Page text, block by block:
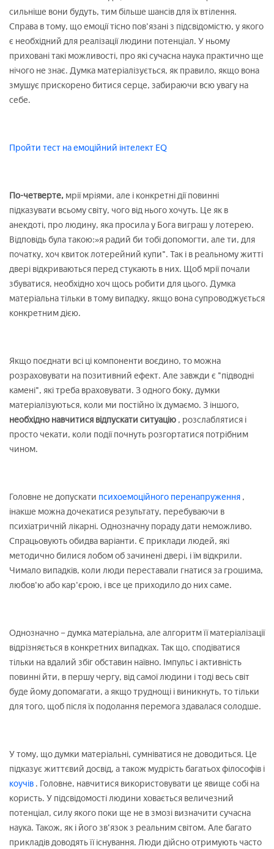
сильніше вони будуть, тим більше шансів для їх втілення.
Справа в тому, що емоції тісно пов'язані з підсвідомістю, у якого
є необхідний для реалізації людини потенціал. У ньому
приховані такі можливості, про які сучасна наука практично ще
нічого не знає. Думка матеріалізується, як правило, якщо вона
змушує прискорено битися серце, забираючи всю увагу на
себе.
Пройти тест на емоційний інтелект EQ
По-четверте, мрії мріями, але і конкретні дії повинні
підказувати всьому світу, чого від нього хочуть. Це як в
анекдоті, про людину, яка просила у Бога виграш у лотерею.
Відповідь була такою:»я радий би тобі допомогти, але ти, для
початку, хоч квиток лотерейний купи". Так і в реальному житті
двері відкриваються перед стукають в них. Щоб мрії почали
збуватися, необхідно хоч щось робити для цього. Думка
матеріальна тільки в тому випадку, якщо вона супроводжується
конкретним дією.
Якщо поєднати всі ці компоненти воєдино, то можна
розраховувати на позитивний ефект. Але завжди є "підводні
камені", які треба враховувати. З одного боку, думки
матеріалізуються, коли ми постійно їх думаємо. З іншого,
необхідно навчитися відпускати ситуацію , розслаблятися і
просто чекати, коли події почнуть розгортатися потрібним
чином.
Головне не допускати психоемоційного перенапруження ,
інакше можна дочекатися результату, перебуваючи в
психіатричній лікарні. Однозначну пораду дати неможливо.
Спрацьовують обидва варіанти. Є приклади людей, які
методично билися лобом об зачинені двері, і їм відкрили.
Чимало випадків, коли люди переставали гнатися за грошима,
любов'ю або кар'єрою, і все це приходило до них саме.
Однозначно – думка матеріальна, але алгоритм її матеріалізації
відрізняється в конкретних випадках. Так що, сподіватися
тільки на вдалий збіг обставин наївно. Імпульс і активність
повинні йти, в першу чергу, від самої людини і тоді весь світ
буде йому допомагати, а якщо труднощі і виникнуть, то тільки
для того, щоб після їх подолання перемога здавалася солодше.
У тому, що думки матеріальні, сумніватися не доводиться. Це
підказує життєвий досвід, а також мудрість багатьох філософів і
коучів . Головне, навчитися використовувати це явище собі на
користь. У підсвідомості людини ховається величезний
потенціал, силу якого поки ще не в змозі визначити сучасна
наука. Також, як і його зв'язок з реальним світом. Але багато
прикладів доводять її існування. Люди дійсно отримують часто